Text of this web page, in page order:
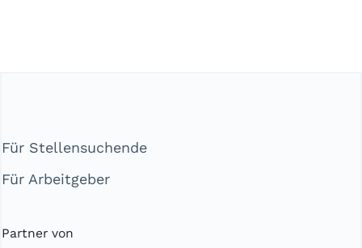
Für Stellensuchende
Für Arbeitgeber
Partner von